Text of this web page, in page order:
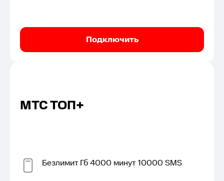
Подключить
МТС ТОП+
БезлимитГб4000 минут10000 SMS